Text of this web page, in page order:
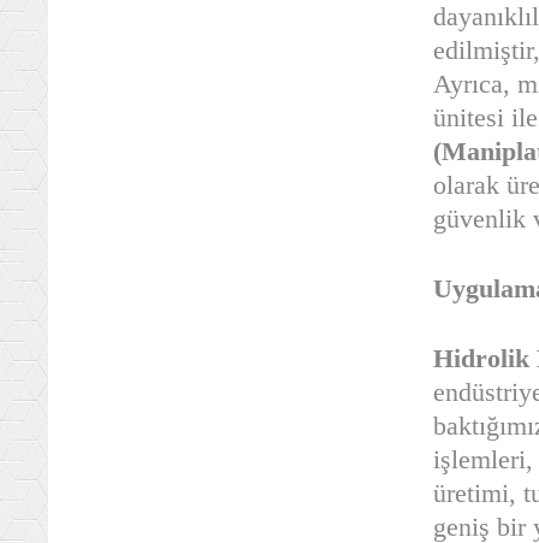
Ayrıca,
ünitesi
olarak
güvenlik
Hidrolik
işlemleri,
üretimi,
geniş bir